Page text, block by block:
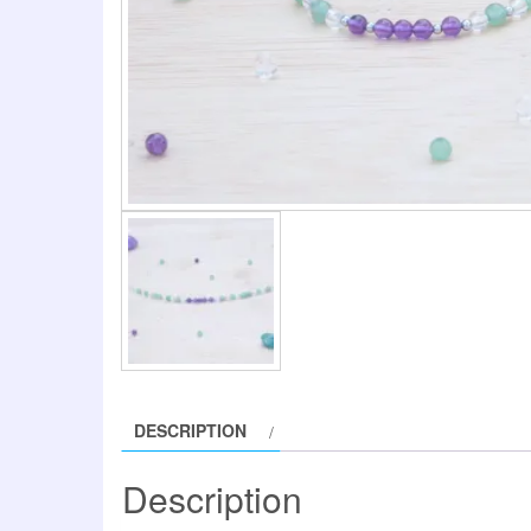
DESCRIPTION
Description